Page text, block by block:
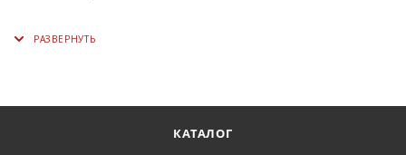
КАТАЛОГ